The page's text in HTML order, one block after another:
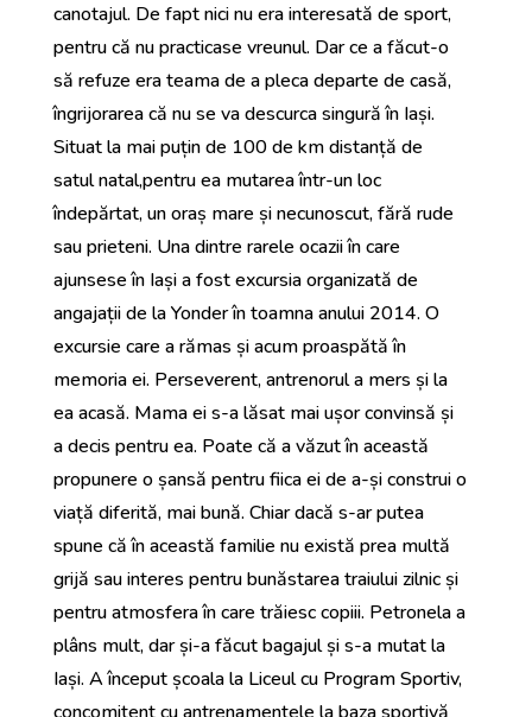
canotajul. De fapt nici nu era interesată de sport,
pentru că nu practicase vreunul. Dar ce a făcut-o
să refuze era teama de a pleca departe de casă,
îngrijorarea că nu se va descurca singură în Iași.
Situat la mai puțin de 100 de km distanță de
satul natal,pentru ea mutarea într-un loc
îndepărtat, un oraș mare și necunoscut, fără rude
sau prieteni. Una dintre rarele ocazii în care
ajunsese în Iași a fost excursia organizată de
angajații de la Yonder în toamna anului 2014. O
excursie care a rămas și acum proaspătă în
memoria ei. Perseverent, antrenorul a mers și la
ea acasă. Mama ei s-a lăsat mai ușor convinsă și
a decis pentru ea. Poate că a văzut în această
propunere o șansă pentru fiica ei de a-și construi o
viață diferită, mai bună. Chiar dacă s-ar putea
spune că în această familie nu există prea multă
grijă sau interes pentru bunăstarea traiului zilnic și
pentru atmosfera în care trăiesc copiii. Petronela a
plâns mult, dar și-a făcut bagajul și s-a mutat la
Iași. A început școala la Liceul cu Program Sportiv,